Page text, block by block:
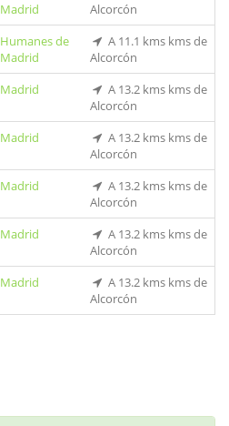
Madrid
Alcorcón
Humanes de
Madrid
A 11.1 kms kms de
Alcorcón
Madrid
A 13.2 kms kms de
Alcorcón
Madrid
A 13.2 kms kms de
Alcorcón
Madrid
A 13.2 kms kms de
Alcorcón
Madrid
A 13.2 kms kms de
Alcorcón
Madrid
A 13.2 kms kms de
Alcorcón